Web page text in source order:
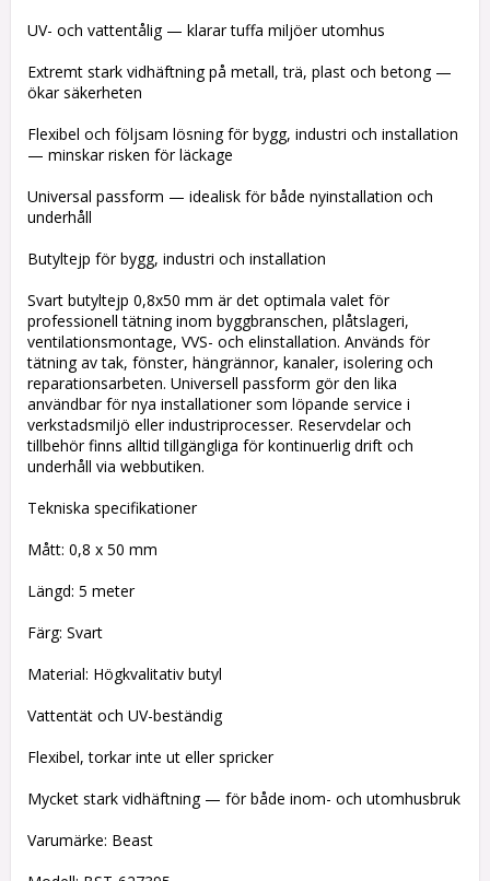
UV- och vattentålig — klarar tuffa miljöer utomhus
Extremt stark vidhäftning på metall, trä, plast och betong —
ökar säkerheten
Flexibel och följsam lösning för bygg, industri och installation
— minskar risken för läckage
Universal passform — idealisk för både nyinstallation och
underhåll
Butyltejp för bygg, industri och installation
Svart butyltejp 0,8x50 mm är det optimala valet för
professionell tätning inom byggbranschen, plåtslageri,
ventilationsmontage, VVS- och elinstallation. Används för
tätning av tak, fönster, hängrännor, kanaler, isolering och
reparationsarbeten. Universell passform gör den lika
användbar för nya installationer som löpande service i
verkstadsmiljö eller industriprocesser. Reservdelar och
tillbehör finns alltid tillgängliga för kontinuerlig drift och
underhåll via webbutiken.
Tekniska specifikationer
Mått: 0,8 x 50 mm
Längd: 5 meter
Färg: Svart
Material: Högkvalitativ butyl
Vattentät och UV-beständig
Flexibel, torkar inte ut eller spricker
Mycket stark vidhäftning — för både inom- och utomhusbruk
Varumärke: Beast